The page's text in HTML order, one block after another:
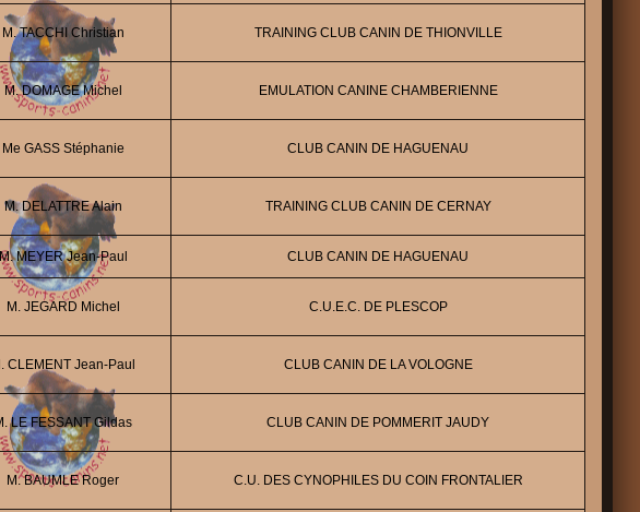
M. TACCHI Christian TRAINING CLUB CANIN DE THIONVILLE
M. DOMAGE Michel EMULATION CANINE CHAMBERIENNE
Me GASS Stéphanie CLUB CANIN DE HAGUENAU
M. DELATTRE Alain TRAINING CLUB CANIN DE CERNAY
M. MEYER Jean-Paul CLUB CANIN DE HAGUENAU
M. JEGARD Michel C.U.E.C. DE PLESCOP
CLEMENT Jean-Paul CLUB CANIN DE LA VOLOGNE
LE FESSANT Gildas CLUB CANIN DE POMMERIT JAUDY
M. BAUMLE Roger C.U. DES CYNOPHILES DU COIN FRONTALIER